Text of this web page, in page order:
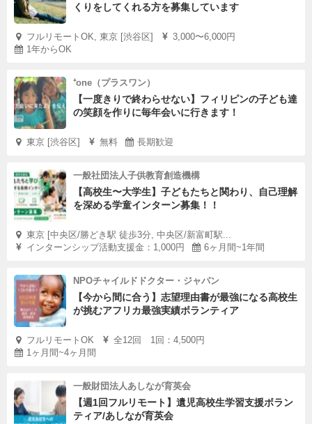
くりをしてくれる方を募集しています
フルリモートOK, 東京 [渋谷区]
3,000〜6,000円
1年からOK
⁺one（プラスワン）
【一度きりで終わらせない】フィリピンの子ども達
の笑顔を作りに毎年会いに行きます！
東京 [渋谷区] 無料 長期歓迎
一般社団法人子供教育創造機構
【高校生〜大学生】子どもたちと関わり、自己理解
を深める学童インターン募集！！
東京 [中央区/勝どき駅 徒歩3分, 中央区/新富町駅...
インターンシップ活動支援金：1,000円
6ヶ月間~1年間
NPOチャイルドドクター・ジャパン
【今から間に合う】志望理由書が最強になる高校生
が挑むアフリカ最強実績ボランティア
フルリモートOK
全12回 1回：4,500円
1ヶ月間~4ヶ月間
一般財団法人あしなが育英会
【週1回フルリモート】遺児高校生学習支援ボラン
ティア/あしなが育英会